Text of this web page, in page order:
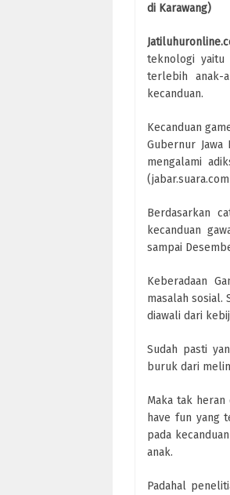
di Karawang)
teknologi yaitu
terlebih anak-
kecanduan.
Kecanduan
Gubernur
mengalami
Berdasarkan
kecanduan
sampai
Keberadaan
masalah sosial.
diawali dari
Sudah pasti
buruk dari
Maka tak
have fun yang
pada
anak.
Padahal